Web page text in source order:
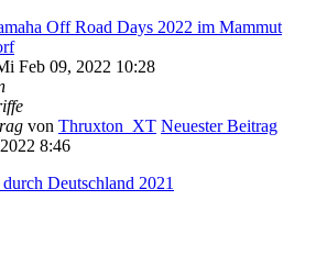
Off Road Days 2022 im Mammut
Feb 09, 2022 10:28
von Thruxton_XT Neuester Beitrag
8:46
Deutschland 2021